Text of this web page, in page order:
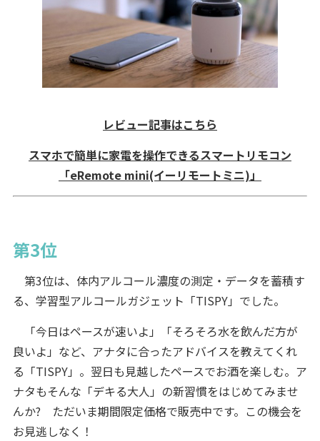
レビュー記事はこちら
スマホで簡単に家電を操作できるスマートリモコン
「eRemote mini(イーリモートミニ)」
第3位
第3位は、体内アルコール濃度の測定・データを蓄積す
る、学習型アルコールガジェット「TISPY」でした。
「今日はペースが速いよ」「そろそろ水を飲んだ方が
良いよ」など、アナタに合ったアドバイスを教えてくれ
る「TISPY」。翌日も見越したペースでお酒を楽しむ。ア
ナタもそんな「デキる大人」の新習慣をはじめてみませ
んか? ただいま期間限定価格で販売中です。この機会を
お見逃しなく！